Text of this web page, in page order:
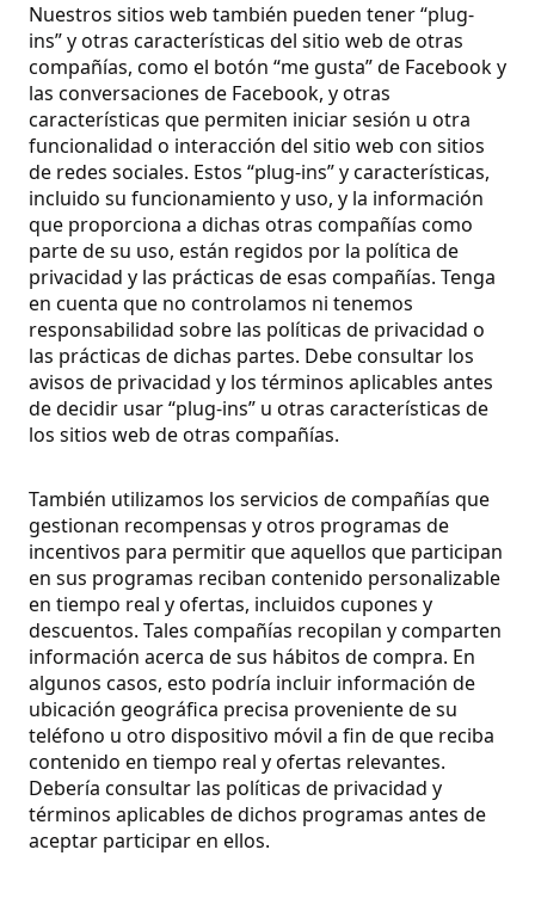
Nuestros sitios web también pueden tener “plug-
ins” y otras características del sitio web de otras
compañías, como el botón “me gusta” de Facebook y
las conversaciones de Facebook, y otras
características que permiten iniciar sesión u otra
funcionalidad o interacción del sitio web con sitios
de redes sociales. Estos “plug-ins” y características,
incluido su funcionamiento y uso, y la información
que proporciona a dichas otras compañías como
parte de su uso, están regidos por la política de
privacidad y las prácticas de esas compañías. Tenga
en cuenta que no controlamos ni tenemos
responsabilidad sobre las políticas de privacidad o
las prácticas de dichas partes. Debe consultar los
avisos de privacidad y los términos aplicables antes
de decidir usar “plug-ins” u otras características de
los sitios web de otras compañías.
También utilizamos los servicios de compañías que
gestionan recompensas y otros programas de
incentivos para permitir que aquellos que participan
en sus programas reciban contenido personalizable
en tiempo real y ofertas, incluidos cupones y
descuentos. Tales compañías recopilan y comparten
información acerca de sus hábitos de compra. En
algunos casos, esto podría incluir información de
ubicación geográfica precisa proveniente de su
teléfono u otro dispositivo móvil a fin de que reciba
contenido en tiempo real y ofertas relevantes.
Debería consultar las políticas de privacidad y
términos aplicables de dichos programas antes de
aceptar participar en ellos.